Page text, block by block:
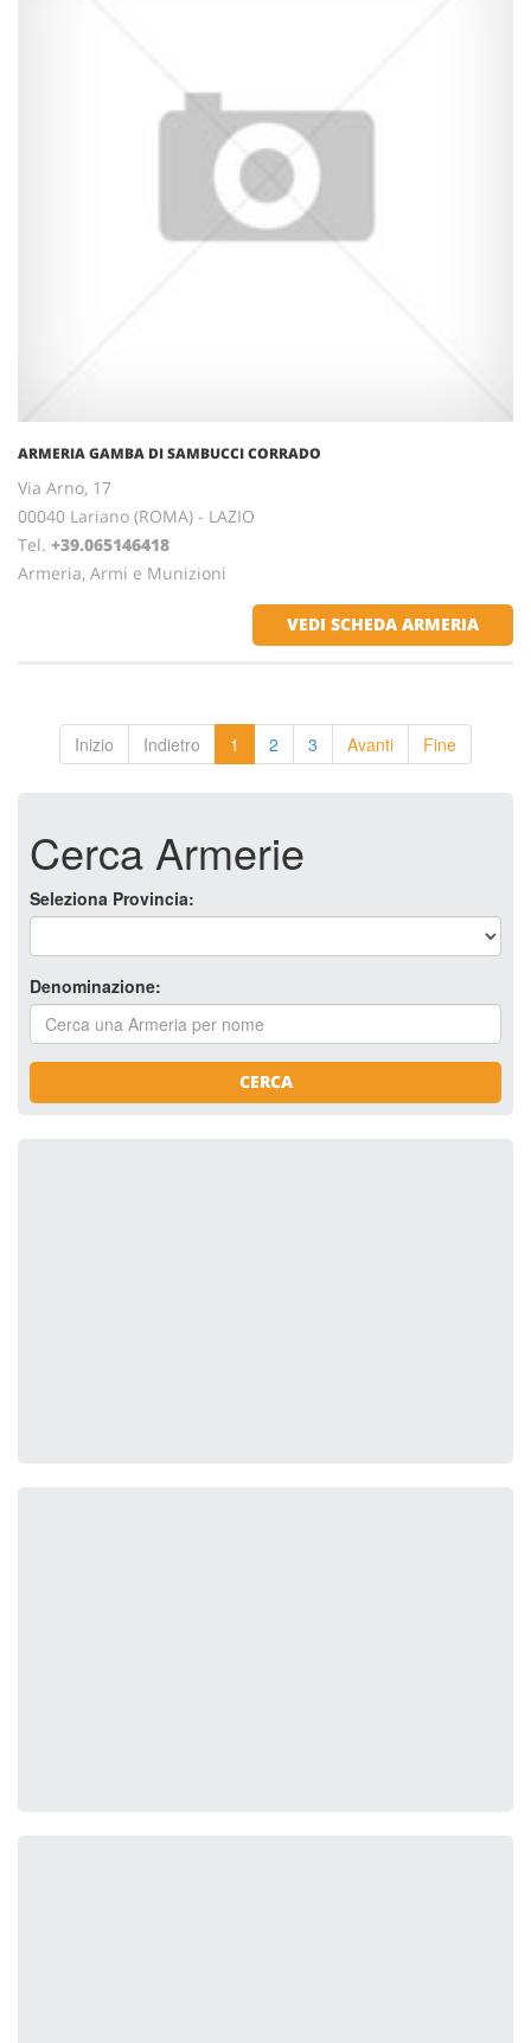
ARMERIA GAMBA DI SAMBUCCI CORRADO
Via Arno, 17
00040 Lariano (ROMA) - LAZIO
Tel. +39.065146418
Armeria, Armi e Munizioni
VEDI SCHEDA ARMERIA
Inizio Indietro 1 2 3 Avanti Fine
Cerca Armerie
Seleziona Provincia:
Denominazione:
CERCA